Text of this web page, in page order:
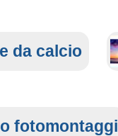
da calcio
fotomontaggi